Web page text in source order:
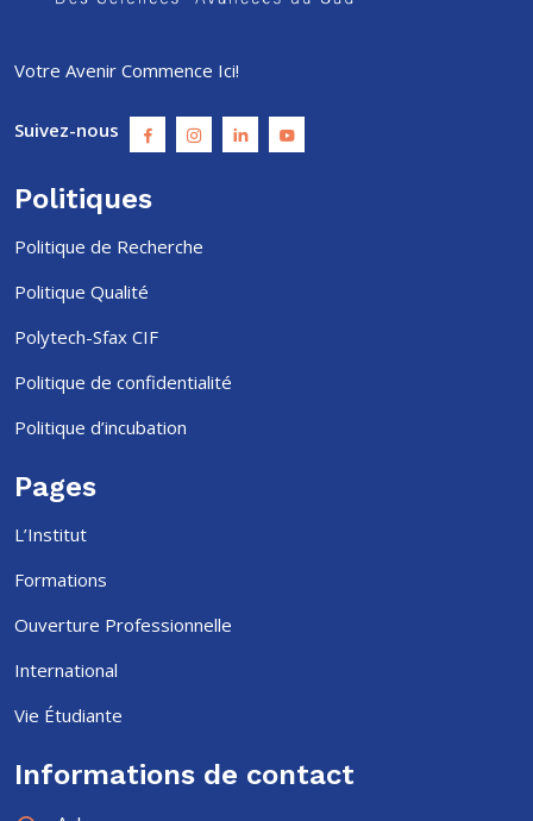
Votre Avenir Commence Ici!
Suivez-nous
Politiques
Politique de Recherche
Politique Qualité
Polytech-Sfax CIF
Politique de confidentialité
Politique d’incubation
Pages
L’Institut
Formations
Ouverture Professionnelle
International
Vie Étudiante
Informations de contact